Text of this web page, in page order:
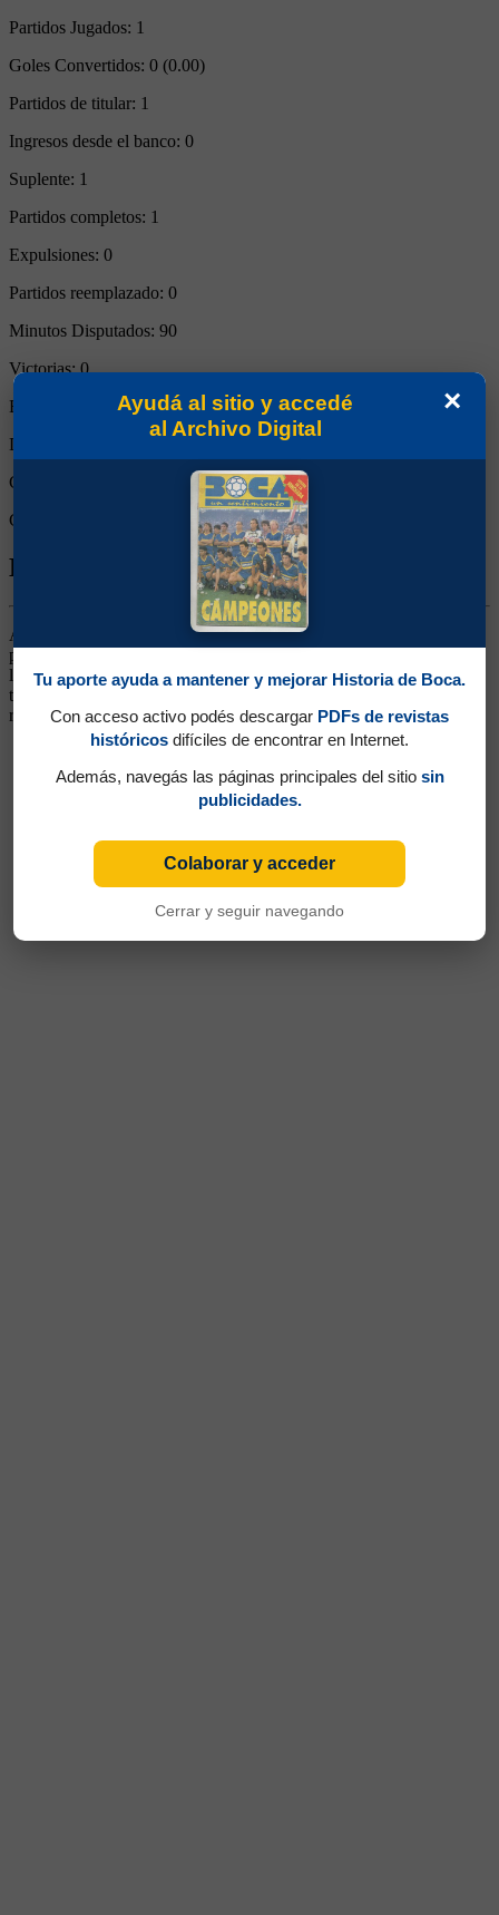
Partidos Jugados: 1
Goles Convertidos: 0 (0.00)
Partidos de titular: 1
Ingresos desde el banco: 0
Suplente: 1
Partidos completos: 1
Expulsiones: 0
Partidos reemplazado: 0
Minutos Disputados: 90
Victorias:0
Empates:
Derrotas:
Goles de Boca:
Goles rivales:
Biografía de Walter Marcelo Medina
Arquero. Surgido de las Inferiores. Jugó en medio de la huelga de
profesionales en los años '80. De veterano, terminó jugando en la
liga local de Pergamino, en el club River Plate de esa ciudad. Y
también estuvo en Almirante Brown de Arrecifes en el torneo
regional.
×
Ayudá al sitio y accedé
al Archivo Digital
Tu aporte ayuda a mantener y mejorar Historia de Boca.
Con acceso activo podés descargar PDFs de revistas
históricos difíciles de encontrar en Internet.
Además, navegás las páginas principales del sitio sin
publicidades.
Colaborar y acceder
Cerrar y seguir navegando